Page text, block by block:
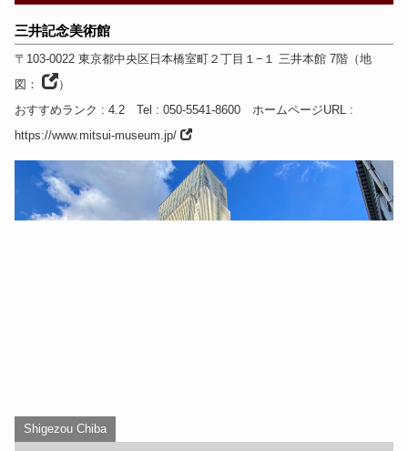
三井記念美術館
〒103-0022 東京都中央区日本橋室町２丁目１−１ 三井本館 7階（地
図：
）
おすすめランク : 4.2 Tel : 050-5541-8600 ホームページURL:
https://www.mitsui-museum.jp/
Shigezou Chiba